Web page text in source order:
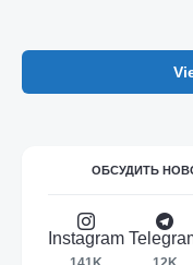
ОБСУДИТЬ
Instagram